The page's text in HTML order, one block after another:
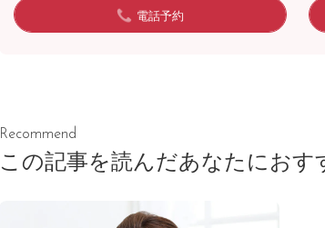
電話予約
Recommend
この記事を読んだあなたにおす